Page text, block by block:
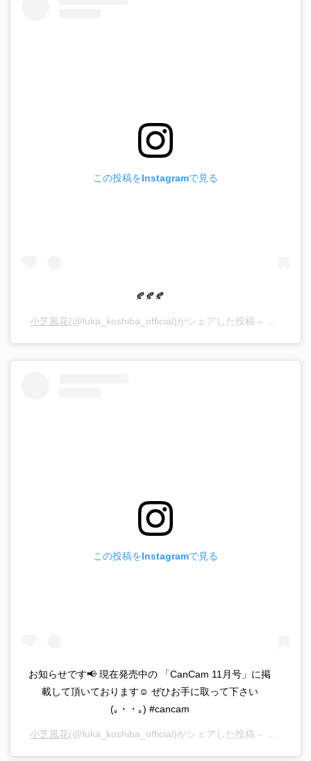
この投稿をInstagramで見る
🍂🍂🍂
小芝風花(@fuka_koshiba_official)がシェアした投稿 –
この投稿をInstagramで見る
お知らせです📢 現在発売中の 「CanCam 11月号」に掲
載して頂いております☺︎ ぜひお手に取って下さい
(｡・・｡) #cancam
小芝風花(@fuka_koshiba_official)がシェアした投稿 – 2020年 9